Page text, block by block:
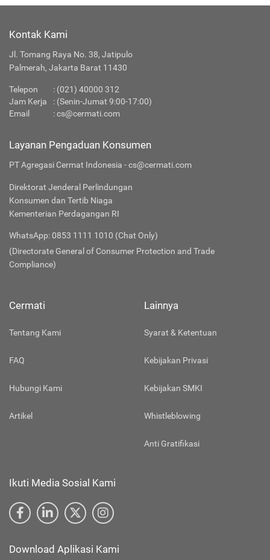
Kontak Kami
Jl. Tomang Raya No. 38, Jatipulo
Palmerah, Jakarta Barat 11430
Telepon : (021) 40000 312
Jam Kerja
: (Senin-Jumat 9:00-17:00)
Email
:cs@cermati.com
Layanan Pengaduan Konsumen
PT Agregasi Cermat Indonesia - cs@cermati.com
Direktorat Jenderal Perlindungan
Konsumen dan Tertib Niaga
Kementerian Perdagangan RI
WhatsApp: 0853 1111 1010 (Chat Only)
(Directorate General of Consumer Protection and Trade
Compliance)
Cermati
Tentang Kami
FAQ
Hubungi Kami
Artikel
Lainnya
Syarat & Ketentuan
Kebijakan Privasi
Kebijakan SMKI
Whistleblowing
Anti Gratifikasi
Ikuti Media Sosial Kami
Download Aplikasi Kami